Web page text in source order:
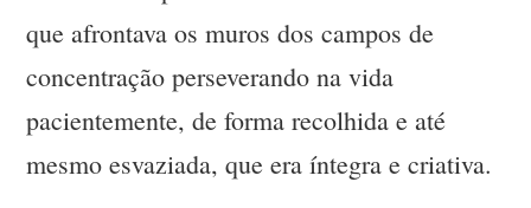
que afrontava os muros dos campos de
concentração perseverando na vida
pacientemente, de forma recolhida e até
mesmo esvaziada, que era íntegra e criativa.